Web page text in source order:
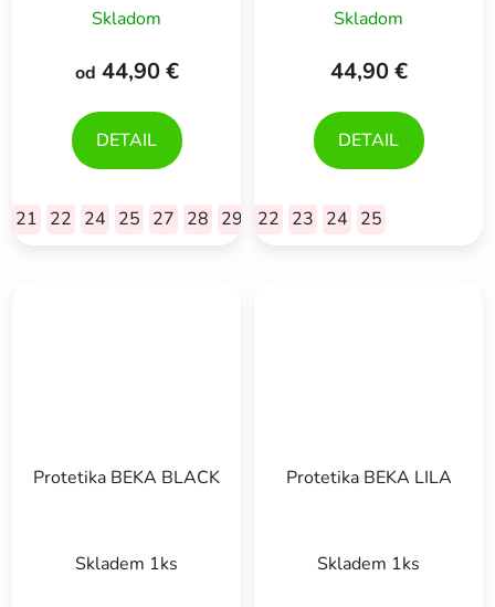
Skladom
od 44,90 €
DETAIL
21 22 24 25 27 28 29
Skladom
44,90 €
DETAIL
22 23 24 25
Protetika BEKA BLACK
Skladem 1ks
Protetika BEKA LILA
Skladem 1ks